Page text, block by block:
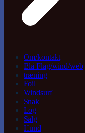
Om/kontakt
Blå Flag/wind/web
træning
Foil
Windsurf
Snak
Log
Salg
Hund